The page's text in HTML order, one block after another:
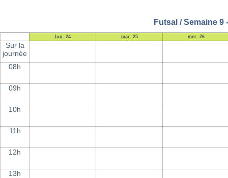
Futsal / Semaine 9
lun. 24 mar. 25 mer. 26
Sur la
journée
08h
09h
10h
11h
12h
13h